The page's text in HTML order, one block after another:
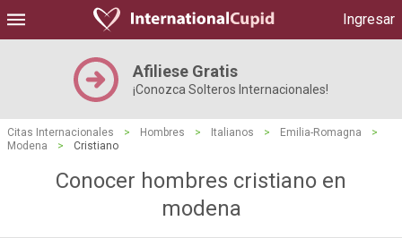
Ingresar
Afiliese Gratis
¡Conozca Solteros Internacionales!
Citas Internacionales > Hombres > Italianos > Emilia-Romagna
>
Modena
> Cristiano
Conocer hombres cristiano en
modena